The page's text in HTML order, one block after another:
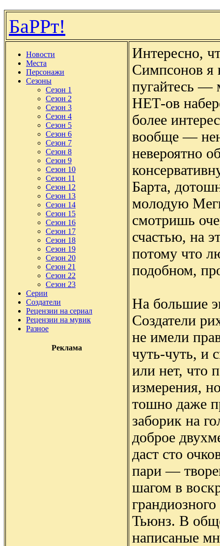
БаРРт!
Новости
Места
Персонажи
Сезоны
Сезон 1
Сезон 2
Сезон 3
Сезон 4
Сезон 5
Сезон 6
Сезон 7
Сезон 8
Сезон 9
Сезон 10
Сезон 11
Сезон 12
Сезон 13
Сезон 14
Сезон 15
Сезон 16
Сезон 17
Сезон 18
Сезон 19
Сезон 20
Сезон 21
Сезон 22
Сезон 23
Серии
Создатели
Рецензии на сериал
Рецензии на мувик
Разное
Реклама
Интересно,
Симпсонов я
пугайтесь —
НЕТ-ов
более
вообще —
невероятно
Барта,
молодую
смотришь
счастью, на
потому что
подобном,
На большие
Создатели
не имели
чуть-чуть, и
или нет, что
измерения,
тошно даже
заборик на
доброе
даст сто
пари —
шагом в
Тьюнз. В
написаные